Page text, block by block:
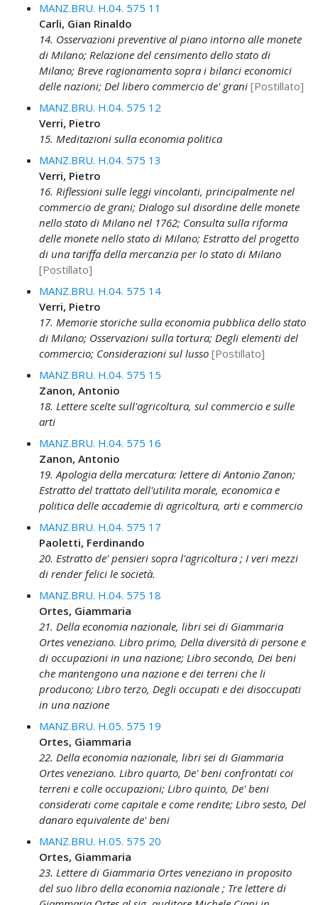
MANZ.BRU. H.04. 575 11
Carli, Gian Rinaldo
14. Osservazioni preventive al piano intorno alle monete
di Milano; Relazione del censimento dello stato di
Milano; Breve ragionamento sopra i bilanci economici
delle nazioni; Del libero commercio de' grani [Postillato]
MANZ.BRU. H.04. 575 12
Verri, Pietro
15. Meditazioni sulla economia politica
MANZ.BRU. H.04. 575 13
Verri, Pietro
16. Riflessioni sulle leggi vincolanti, principalmente nel
commercio de grani; Dialogo sul disordine delle monete
nello stato di Milano nel 1762; Consulta sulla riforma
delle monete nello stato di Milano; Estratto del progetto
di una tariffa della mercanzia per lo stato di Milano
[Postillato]
MANZ.BRU. H.04. 575 14
Verri, Pietro
17. Memorie storiche sulla economia pubblica dello stato
di Milano; Osservazioni sulla tortura; Degli elementi del
commercio; Considerazioni sul lusso [Postillato]
MANZ.BRU. H.04. 575 15
Zanon, Antonio
18. Lettere scelte sull'agricoltura, sul commercio e sulle
arti
MANZ.BRU. H.04. 575 16
Zanon, Antonio
19. Apologia della mercatura: lettere di Antonio Zanon;
Estratto del trattato dell'utilita morale, economica e
politica delle accademie di agricoltura, arti e commercio
MANZ.BRU. H.04. 575 17
Paoletti, Ferdinando
20. Estratto de' pensieri sopra l'agricoltura ; I veri mezzi
di render felici le società.
MANZ.BRU. H.04. 575 18
Ortes, Giammaria
21. Della economia nazionale, libri sei di Giammaria
Ortes veneziano. Libro primo, Della diversità di persone e
di occupazioni in una nazione; Libro secondo, Dei beni
che mantengono una nazione e dei terreni che li
producono; Libro terzo, Degli occupati e dei disoccupati
in una nazione
MANZ.BRU. H.05. 575 19
Ortes, Giammaria
22. Della economia nazionale, libri sei di Giammaria
Ortes veneziano. Libro quarto, De' beni confrontati coi
terreni e colle occupazioni; Libro quinto, De' beni
considerati come capitale e come rendite; Libro sesto, Del
danaro equivalente de' beni
MANZ.BRU. H.05. 575 20
Ortes, Giammaria
23. Lettere di Giammaria Ortes veneziano in proposito
del suo libro della economia nazionale ; Tre lettere di